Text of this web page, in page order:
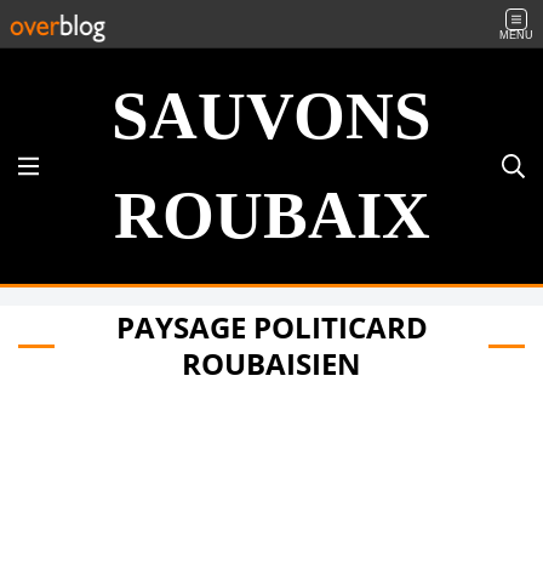
MENU
SAUVONS
ROUBAIX
PAYSAGE POLITICARD
ROUBAISIEN